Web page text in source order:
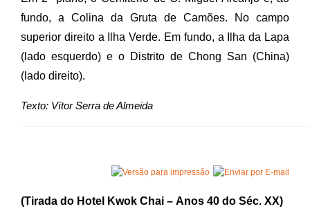
fundo, a Colina da Gruta de Camões. No campo
superior direito a Ilha Verde. Em fundo, a Ilha da Lapa
(lado esquerdo) e o Distrito de Chong San (China)
(lado direito).
Texto: Vítor Serra de Almeida
(Tirada do Hotel Kwok Chai – Anos 40 do Séc. XX)